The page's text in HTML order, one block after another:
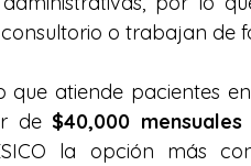
o trabajan de
que atiende pacientes
de $40,000 mensuales
la opción más